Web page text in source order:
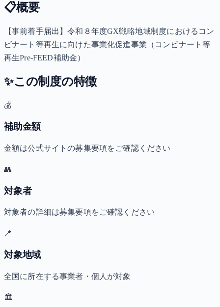
📋概要
【事前着手届出】令和８年度GX戦略地域制度におけるコン
ビナート等再生に向けた事業化促進事業（コンビナート等
再生Pre-FEED補助金）
✨この制度の特徴
💰
補助金額
金額は公式サイトの募集要項をご確認ください
👥
対象者
対象者の詳細は募集要項をご確認ください
📍
対象地域
全国に所在する事業者・個人が対象
🏛️